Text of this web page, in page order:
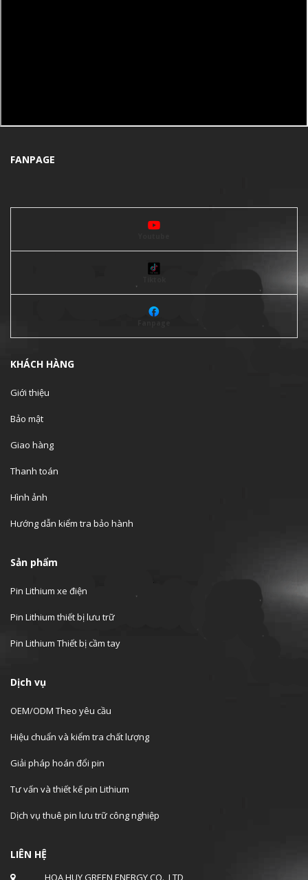
FANPAGE
KHÁCH HÀNG
Giới thiệu
Bảo mật
Giao hàng
Thanh toán
Hình ảnh
Hướng dẫn kiểm tra bảo hành
Sản phẩm
Pin Lithium xe điện
Pin Lithium thiết bị lưu trữ
Pin Lithium Thiết bị cầm tay
Dịch vụ
OEM/ODM Theo yêu cầu
Hiệu chuẩn và kiểm tra chất lượng
Giải pháp hoán đổi pin
Tư vấn và thiết kế pin Lithium
Dịch vụ thuê pin lưu trữ công nghiệp
LIÊN HỆ
HOA HUY GREEN ENERGY CO., LTD